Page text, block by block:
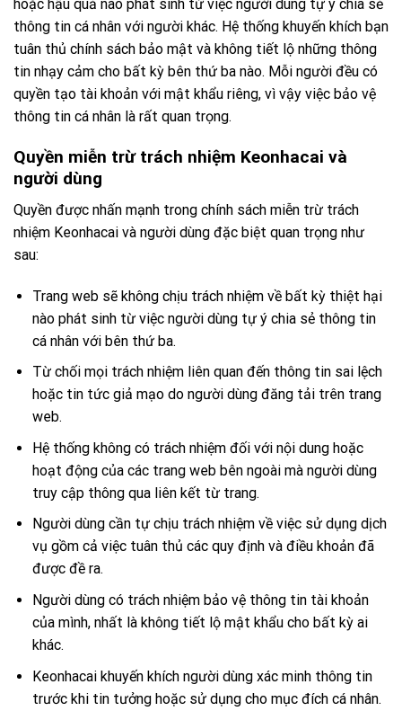
hoặc hậu quả nào phát sinh từ việc người dùng tự ý chia sẻ
thông tin cá nhân với người khác. Hệ thống khuyến khích bạn
tuân thủ chính sách bảo mật và không tiết lộ những thông
tin nhạy cảm cho bất kỳ bên thứ ba nào. Mỗi người đều có
quyền tạo tài khoản với mật khẩu riêng, vì vậy việc bảo vệ
thông tin cá nhân là rất quan trọng.
Quyền miễn trừ trách nhiệm Keonhacai và
người dùng
Quyền được nhấn mạnh trong chính sách miễn trừ trách
nhiệm Keonhacai và người dùng đặc biệt quan trọng như
sau:
Trang web sẽ không chịu trách nhiệm về bất kỳ thiệt hại
nào phát sinh từ việc người dùng tự ý chia sẻ thông tin
cá nhân với bên thứ ba.
Từ chối mọi trách nhiệm liên quan đến thông tin sai lệch
hoặc tin tức giả mạo do người dùng đăng tải trên trang
web.
Hệ thống không có trách nhiệm đối với nội dung hoặc
hoạt động của các trang web bên ngoài mà người dùng
truy cập thông qua liên kết từ trang.
Người dùng cần tự chịu trách nhiệm về việc sử dụng dịch
vụ gồm cả việc tuân thủ các quy định và điều khoản đã
được đề ra.
Người dùng có trách nhiệm bảo vệ thông tin tài khoản
của mình, nhất là không tiết lộ mật khẩu cho bất kỳ ai
khác.
Keonhacai khuyến khích người dùng xác minh thông tin
trước khi tin tưởng hoặc sử dụng cho mục đích cá nhân.